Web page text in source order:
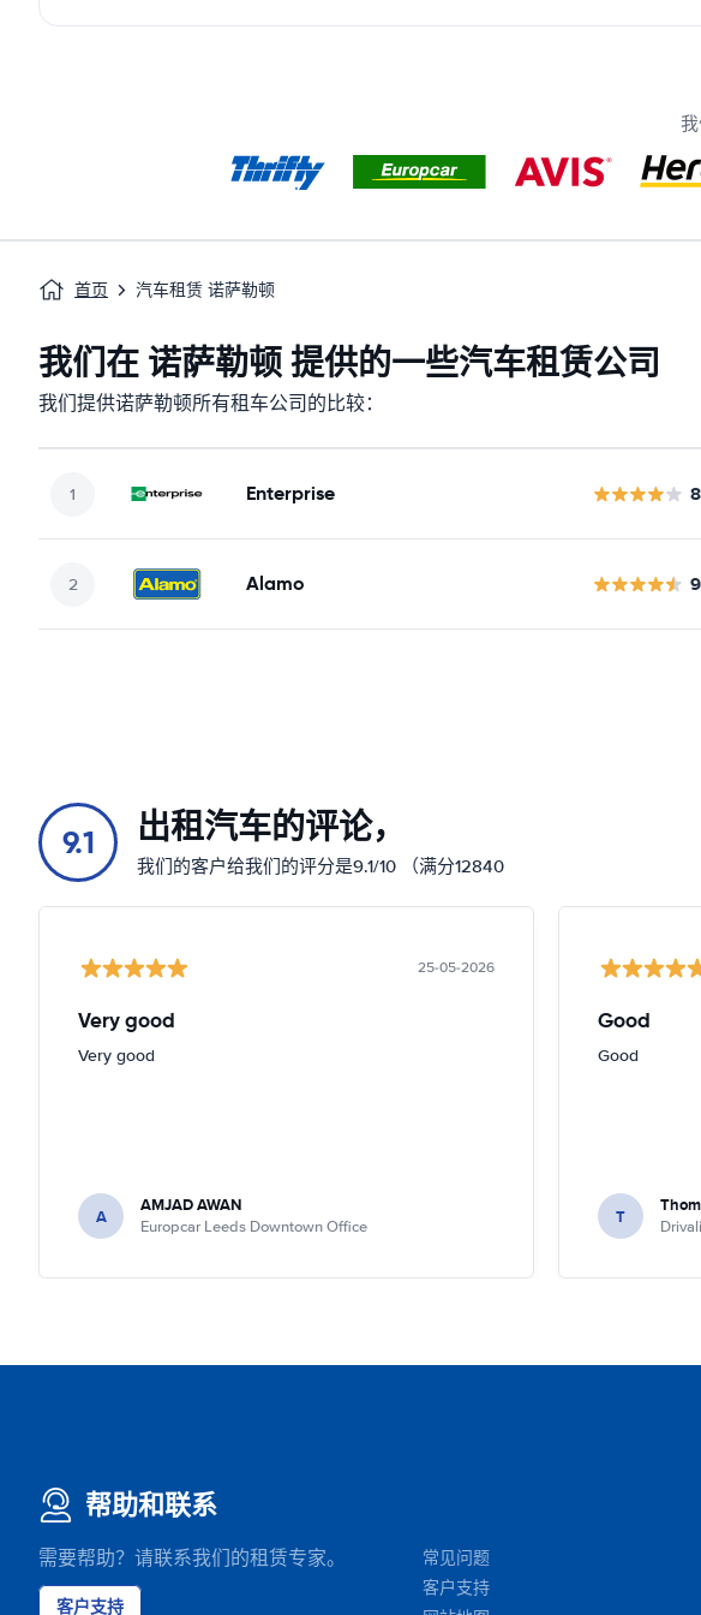
首页 汽车租赁 诺萨勒顿
我们在 诺萨勒顿 提供的一些汽车租赁公司
我们提供诺萨勒顿所有租车公司的比较：
Enterprise 8
Alamo 9
9.1 出租汽车的评论，
我们的客户给我们的评分是9.1/10 （满分12840
25-05-2026
Very good
Very good
A AMJAD AWAN
Europcar Leeds Downtown Office
Good
Good
T
帮助和联系
需要帮助？请联系我们的租赁专家。
客户支持
常见问题
客户支持